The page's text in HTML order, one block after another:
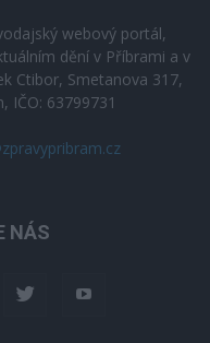
webový portál,
dění v Příbrami a v
Ctibor, Smetanova 317,
IČO: 63799731
NÁS